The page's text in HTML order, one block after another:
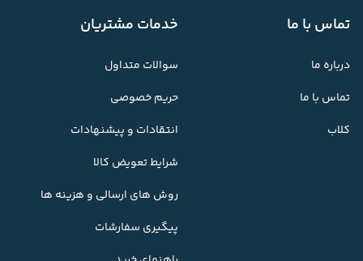
تماس با ما
درباره ما
تماس با ما
کلاب
خدمات مشتریان
سوالات متداول
حریم خصوصی
انتقادات و پیشنهادات
شرایط تعویض کالا
روش های ارسالی و هزینه ها
پیگیری سفارشات